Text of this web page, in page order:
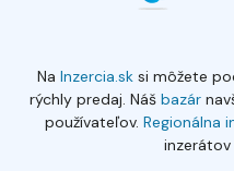
Na Inzercia.sksi môžete
rýchly predaj. Náš bazár
používateľov. Regionálna